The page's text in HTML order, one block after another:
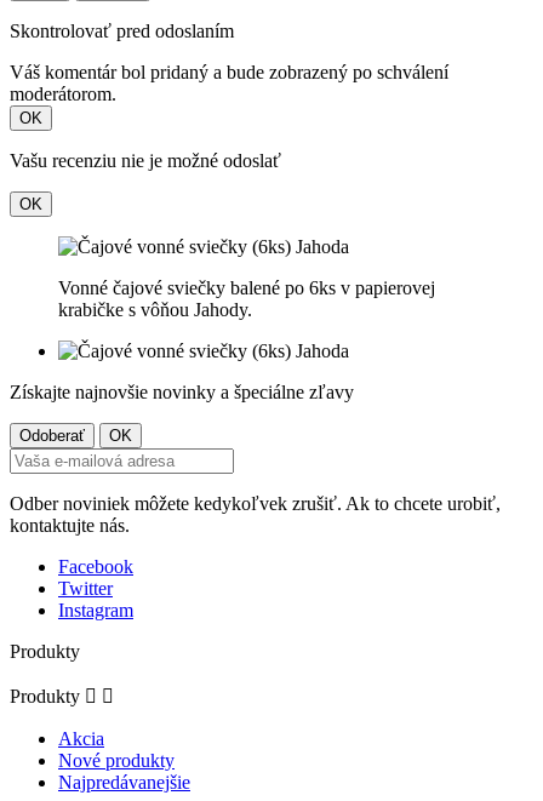
Skontrolovať pred odoslaním
Váš komentár bol pridaný a bude zobrazený po schválení
moderátorom.
OK
Vašu recenziu nie je možné odoslať
OK
Vonné čajové sviečky balené po 6ks v papierovej
krabičke s vôňou Jahody.
Získajte najnovšie novinky a špeciálne zľavy
Odber noviniek môžete kedykoľvek zrušiť. Ak to chcete urobiť,
kontaktujte nás.
Facebook
Twitter
Instagram
Produkty
Produkty  
Akcia
Nové produkty
Najpredávanejšie